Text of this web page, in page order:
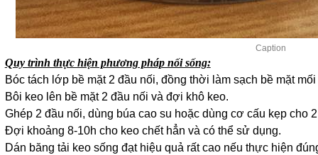
Caption
Quy trình thực hiện phương pháp nối sống:
Bóc tách lớp bề mặt 2 đầu nối, đồng thời làm sạch bề mặt
Bôi keo lên bề mặt 2 đầu nối và đợi khô keo.
Ghép 2 đầu nối, dùng búa cao su hoặc dùng cơ cấu kẹp cho
Đợi khoảng 8-10h cho keo chết hẳn và có thể sử dụng.
Dán băng tải keo sống đạt hiệu quả rất cao nếu thực hiện